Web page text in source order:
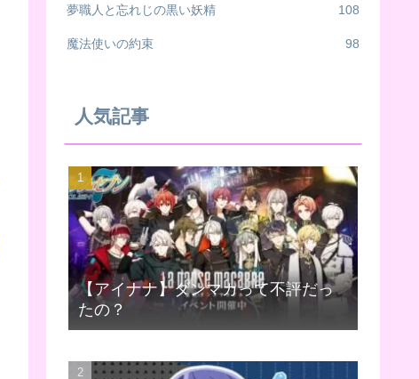
夢職人と忘れじの黒い妖精 108
魔法使いの約束 98
人気記事
【アイナナ】ダンマカって不評だっ
たの？